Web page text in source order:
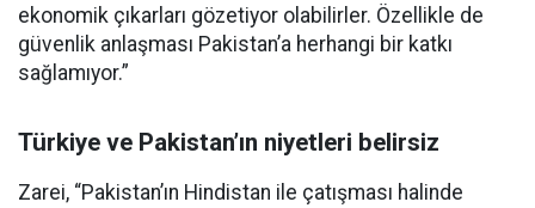
ekonomik çıkarları gözetiyor olabilirler. Özellikle de
güvenlik anlaşması Pakistan’a herhangi bir katkı
sağlamıyor.”
Türkiye ve Pakistan’ın niyetleri belirsiz
Zarei, “Pakistan’ın Hindistan ile çatışması halinde